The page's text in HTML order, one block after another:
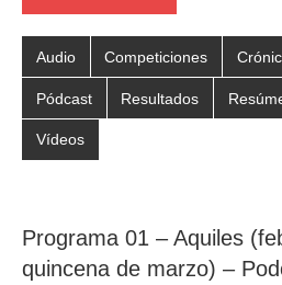
Audio Competiciones
Pódcast Resultados
Vídeos
Programa 01 – Aquiles
quincena de marzo) –